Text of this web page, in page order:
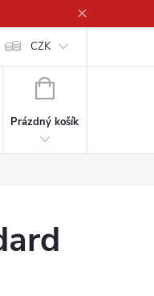
CZK
NÁKUPNÍ
Prázdný košík